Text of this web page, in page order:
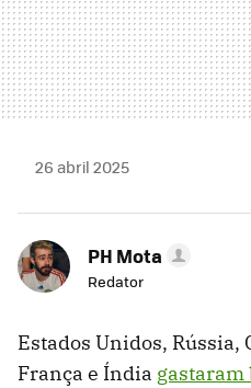
26 abril 2025
PH Mota
Redator
Estados Unidos, Rússia,
França e Índia gastaram